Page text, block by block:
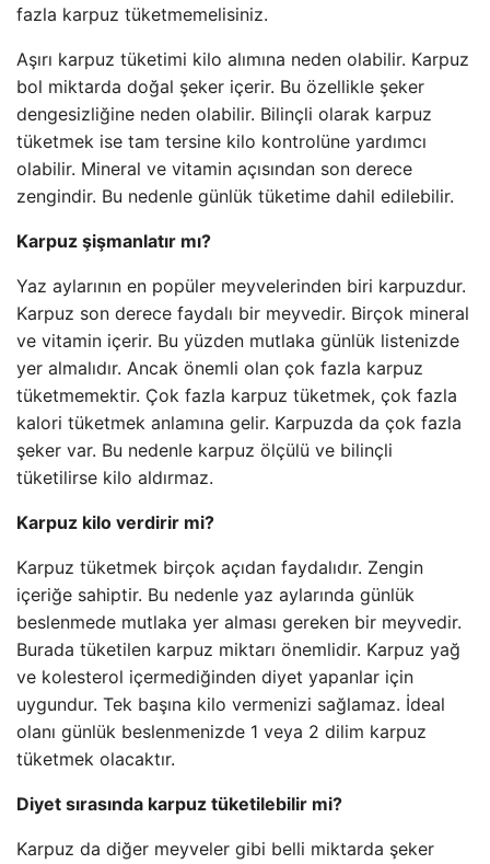
fazla karpuz tüketmemelisiniz.
Aşırı karpuz tüketimi kilo alımına neden olabilir. Karpuz
bol miktarda doğal şeker içerir. Bu özellikle şeker
dengesizliğine neden olabilir. Bilinçli olarak karpuz
tüketmek ise tam tersine kilo kontrolüne yardımcı
olabilir. Mineral ve vitamin açısından son derece
zengindir. Bu nedenle günlük tüketime dahil edilebilir.
Karpuz şişmanlatır mı?
Yaz aylarının en popüler meyvelerinden biri karpuzdur.
Karpuz son derece faydalı bir meyvedir. Birçok mineral
ve vitamin içerir. Bu yüzden mutlaka günlük listenizde
yer almalıdır. Ancak önemli olan çok fazla karpuz
tüketmemektir. Çok fazla karpuz tüketmek, çok fazla
kalori tüketmek anlamına gelir. Karpuzda da çok fazla
şeker var. Bu nedenle karpuz ölçülü ve bilinçli
tüketilirse kilo aldırmaz.
Karpuz kilo verdirir mi?
Karpuz tüketmek birçok açıdan faydalıdır. Zengin
içeriğe sahiptir. Bu nedenle yaz aylarında günlük
beslenmede mutlaka yer alması gereken bir meyvedir.
Burada tüketilen karpuz miktarı önemlidir. Karpuz yağ
ve kolesterol içermediğinden diyet yapanlar için
uygundur. Tek başına kilo vermenizi sağlamaz. İdeal
olanı günlük beslenmenizde 1 veya 2 dilim karpuz
tüketmek olacaktır.
Diyet sırasında karpuz tüketilebilir mi?
Karpuz da diğer meyveler gibi belli miktarda şeker